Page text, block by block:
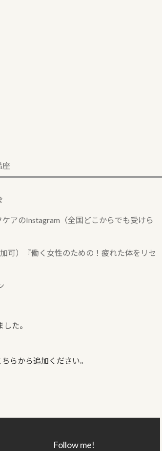
座
アのInstagram（全国どこからでも受けら
可）『働く女性のための！疲れた体をリセ
た。
らから追加ください。
Follow me!